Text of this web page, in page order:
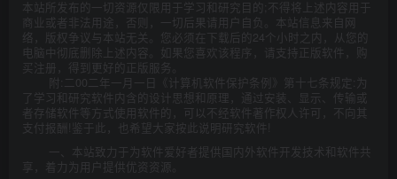
本站所发布的一切资源仅限用于学习和研究目的;不得将上述内容用于
商业或者非法用途，否则，一切后果请用户自负。本站信息来自网
络，版权争议与本站无关。您必须在下载后的24个小时之内，从您的
电脑中彻底删除上述内容。如果您喜欢该程序，请支持正版软件，购
买注册，得到更好的正版服务。
附:二00二年一月一日《计算机软件保护条例》第十七条规定:为
了学习和研究软件内含的设计思想和原理，通过安装、显示、传输或
者存储软件等方式使用软件的，可以不经软件著作权人许可，不向其
支付报酬!鉴于此，也希望大家按此说明研究软件!
一、本站致力于为软件爱好者提供国内外软件开发技术和软件共
享，着力为用户提供优资资源。